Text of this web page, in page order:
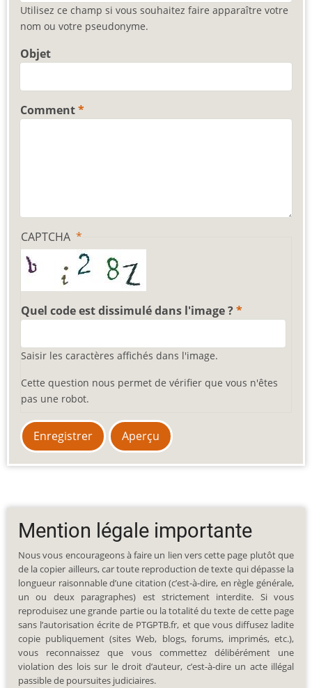
Utilisez ce champ si vous souhaitez faire apparaître votre
nom ou votre pseudonyme.
Objet
Comment
CAPTCHA
Quel code est dissimulé dans l'image ?
Saisir les caractères affichés dans l'image.
Cette question nous permet de vérifier que vous n'êtes
pas une robot.
Mention légale importante
Nous vous encourageons à faire un lien vers cette page plutôt que
de la copier ailleurs, car toute reproduction de texte qui dépasse la
longueur raisonnable d’une citation (c’est-à-dire, en règle générale,
un ou deux paragraphes) est strictement interdite. Si vous
reproduisez une grande partie ou la totalité du texte de cette page
sans l’autorisation écrite de PTGPTB.fr, et que vous diffusez ladite
copie publiquement (sites Web, blogs, forums, imprimés, etc.),
vous reconnaissez que vous commettez délibérément une
violation des lois sur le droit d’auteur, c’est-à-dire un acte illégal
passible de poursuites judiciaires.